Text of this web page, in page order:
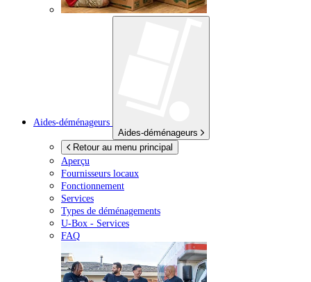
Aides-déménageurs
Aides-déménageurs
Retour au menu principal
Aperçu
Fournisseurs locaux
Fonctionnement
Services
Types de déménagements
U-Box - Services
FAQ